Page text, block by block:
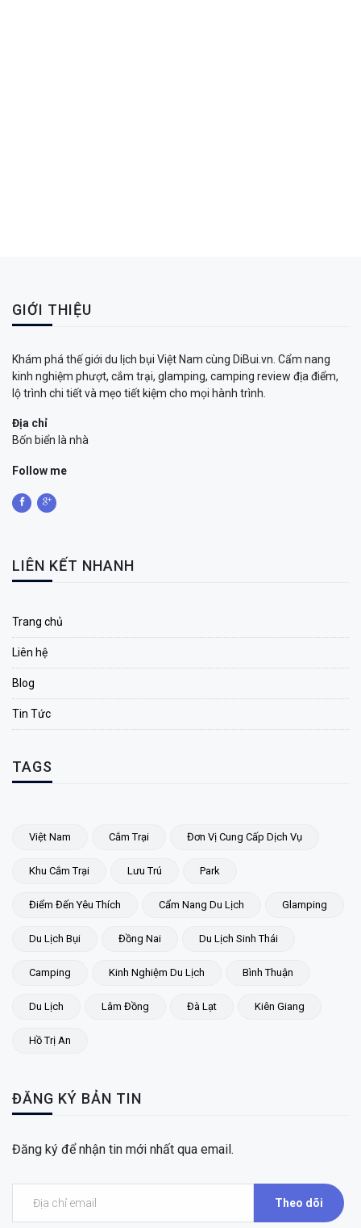
GIỚI THIỆU
Khám phá thế giới du lịch bụi Việt Nam cùng DiBui.vn. Cẩm nang
kinh nghiệm phượt, cắm trại, glamping, camping review địa điểm,
lộ trình chi tiết và mẹo tiết kiệm cho mọi hành trình.
Địa chỉ
Bốn biển là nhà
Follow me
LIÊN KẾT NHANH
Trang chủ
Liên hệ
Blog
Tin Tức
TAGS
Việt Nam Cắm Trại Đơn Vị Cung Cấp Dịch Vụ
Khu Cắm Trại Lưu Trú Park
Điểm Đến Yêu Thích Cẩm Nang Du Lịch Glamping
Du Lịch Bụi Đồng Nai Du Lịch Sinh Thái
Camping Kinh Nghiệm Du Lịch Bình Thuận
Du Lịch Lâm Đồng Đà Lạt Kiên Giang
Hồ Trị An
ĐĂNG KÝ BẢN TIN
Đăng ký để nhận tin mới nhất qua email.
Theo dõi